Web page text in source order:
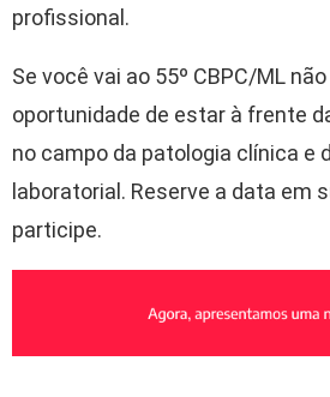
profissional.
Se você vai ao 55º CBPC/ML
oportunidade de estar à frente
no campo da patologia clínica e
laboratorial. Reserve a data em
participe.